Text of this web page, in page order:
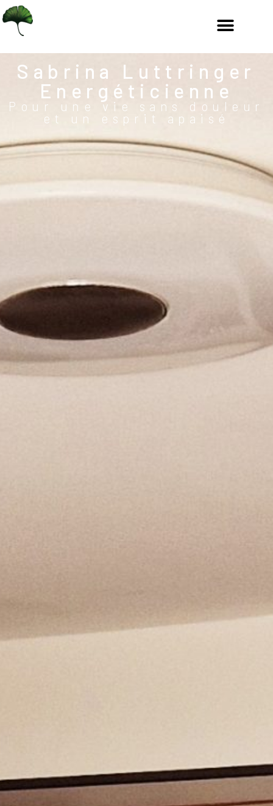
Sabrina Luttringer
Energéticienne
Pour une vie sans douleur
et un esprit apaisé